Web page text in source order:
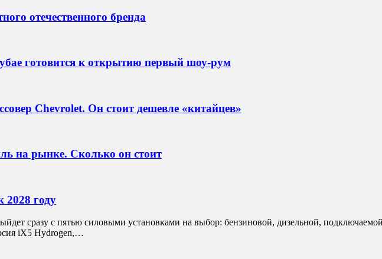
отечественного бренда
готовится к открытию первый шоу-рум
Chevrolet. Он стоит дешевле «китайцев»
на рынке. Сколько он стоит
году
сразу с пятью силовыми установками на выбор: бензиновой, дизельной,
iX5 Hydrogen,…